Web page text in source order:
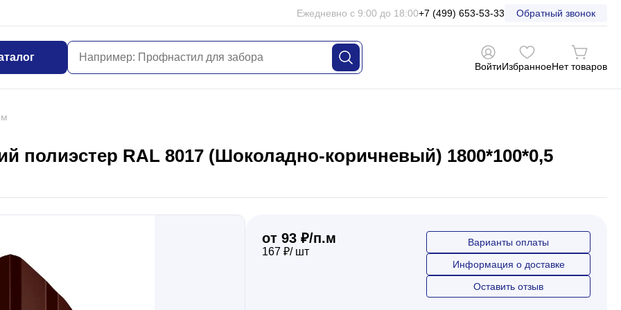
Ежедневно с 9:00 до 18:00+7 (499) 653-53-33 Обратный звонок
ВойтиИзбранноеНет товаров
полиэстер RAL 8017 (Шоколадно-коричневый) 1800*100*0,5
от 93 ₽/п.м
167 ₽/ шт
Варианты оплаты
Информация о доставке
Оставить отзыв